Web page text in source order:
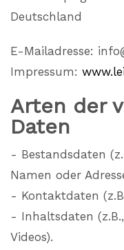
Deutschland
E-Mailadresse:
Impressum:
Arten der
Daten
- Bestandsdaten
Namen oder
- Kontaktdaten
- Inhaltsdaten
Videos).